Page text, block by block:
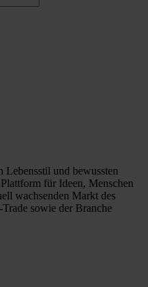
Lebensstil und bewussten
für Ideen, Menschen
wachsenden Markt des
sowie der Branche